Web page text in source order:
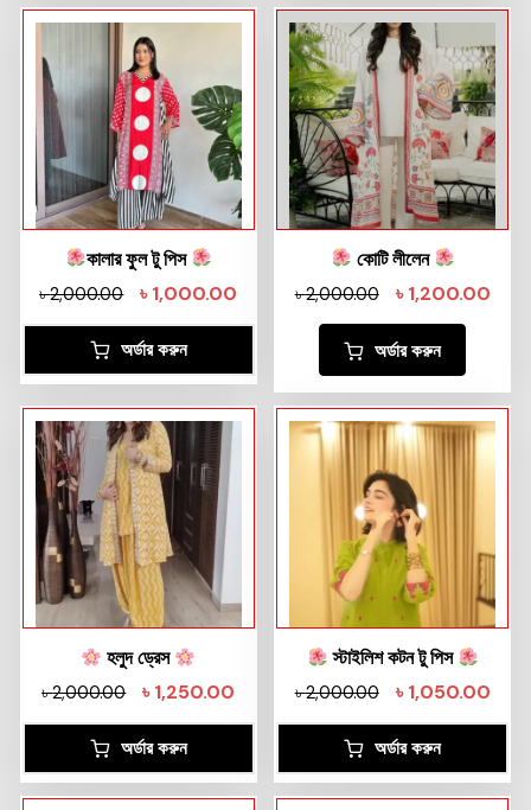
কালার ফুল টু পিস
৳2,000.00 ৳1,000.00
অর্ডার করুন
কোটি লীলেন
৳2,000.00 ৳1,200.00
অর্ডার করুন
হলুদ ড্রেস
৳2,000.00 ৳1,250.00
অর্ডার করুন
স্টাইলিশ কটন টু পিস
৳2,000.00 ৳1,050.00
অর্ডার করুন